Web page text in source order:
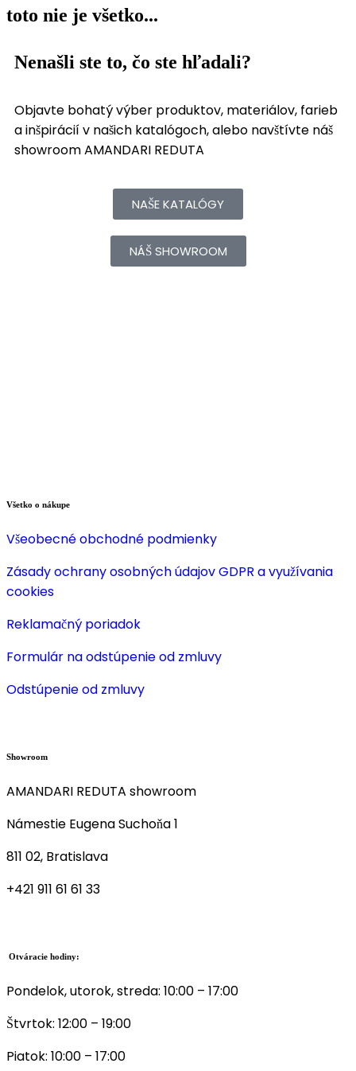
toto nie je všetko...
Nenašli ste to, čo ste hľadali?
Objavte bohatý výber produktov, materiálov, farieb
a inšpirácií v našich katalógoch, alebo navštívte náš
showroom AMANDARI REDUTA
NAŠE KATALÓGY
NÁŠ SHOWROOM
Všetko o nákupe
Všeobecné obchodné podmienky
Zásady ochrany osobných údajov GDPR a využívania
cookies
Reklamačný poriadok
Formulár na odstúpenie od zmluvy
Odstúpenie od zmluvy
Showroom
AMANDARI REDUTA showroom
Námestie Eugena Suchoňa 1
811 02, Bratislava
+421 911 61 61 33
Otváracie hodiny:
Pondelok, utorok, streda: 10:00 – 17:00
Štvrtok: 12:00 – 19:00
Piatok: 10:00 – 17:00